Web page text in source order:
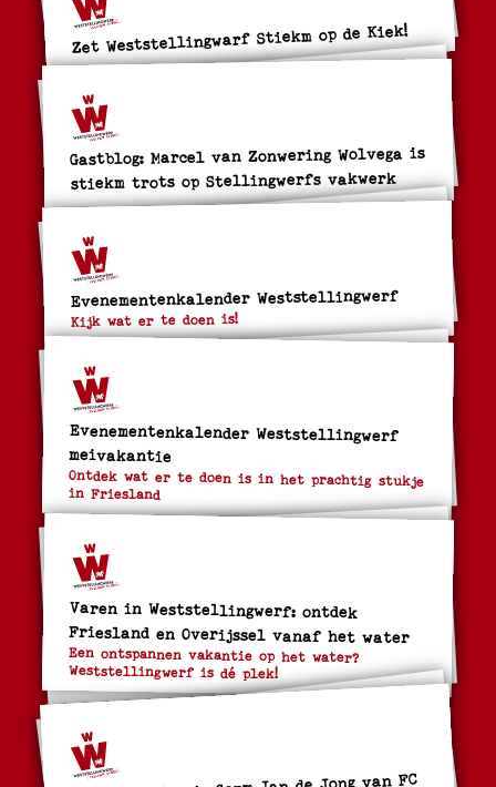
Zet Weststellingwarf Stiekm op de Kiek!
Gastblog: Marcel van Zonwering Wolvega is
stiekm trots op Stellingwerfs vakwerk
Evenementenkalender Weststellingwerf
Kijk wat er te doen is!
Evenementenkalender Weststellingwerf
meivakantie
Ontdek wat er te doen is in het prachtig stukje
in Friesland
Varen in Weststellingwerf: ontdek
Friesland en Overijssel vanaf het water
Een ontspannen vakantie op het water?
Weststellingwerf is dé plek!